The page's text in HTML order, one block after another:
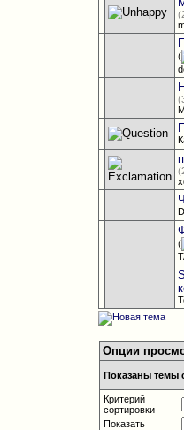
(
(
Опции
Показаны темы
Критерий
сортировки
Показать